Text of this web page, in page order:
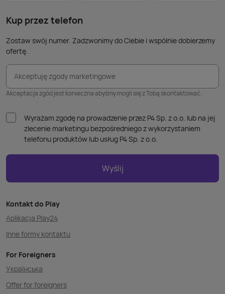
Kup przez telefon
Zostaw swój numer. Zadzwonimy do Ciebie i wspólnie dobierzemy
ofertę.
Akceptuję zgody marketingowe
Akceptacja zgód jest konieczna abyśmy mogli się z Tobą skontaktować.
Wyrażam zgodę na prowadzenie przez P4 Sp. z o.o. lub na jej
zlecenie marketingu bezpośredniego z wykorzystaniem
telefonu produktów lub usług P4 Sp. z o.o.
Wyślij
Kontakt do Play
Aplikacja Play24
Inne formy kontaktu
For Foreigners
Українська
Offer for foreigners